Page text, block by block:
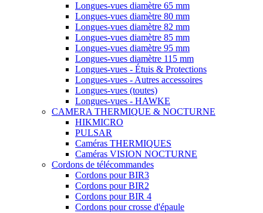
Longues-vues diamètre 65 mm
Longues-vues diamètre 80 mm
Longues-vues diamètre 82 mm
Longues-vues diamètre 85 mm
Longues-vues diamètre 95 mm
Longues-vues diamètre 115 mm
Longues-vues - Étuis & Protections
Longues-vues - Autres accessoires
Longues-vues (toutes)
Longues-vues - HAWKE
CAMERA THERMIQUE & NOCTURNE
HIKMICRO
PULSAR
Caméras THERMIQUES
Caméras VISION NOCTURNE
Cordons de télécommandes
Cordons pour BIR3
Cordons pour BIR2
Cordons pour BIR 4
Cordons pour crosse d'épaule